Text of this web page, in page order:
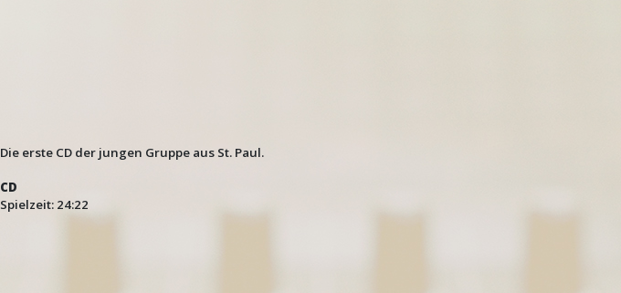
Die erste CD der jungen Gruppe aus St. Paul.
CD
Spielzeit: 24:22